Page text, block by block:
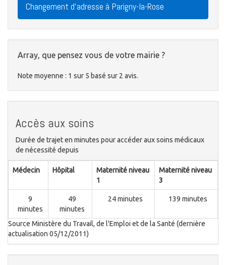
Changement d'adresse à Parigny-la-Rose
Array, que pensez vous de votre mairie ?
Note moyenne : 1 sur 5 basé sur 2 avis.
Accès aux soins
Durée de trajet en minutes pour accéder aux soins médicaux
de nécessité depuis
Médecin Hôpital
Maternité niveau
1
Maternité niveau
3
9
minutes
49
minutes
24 minutes 139 minutes
Source Ministère du Travail, de l'Emploi et de la Santé (dernière
actualisation 05/12/2011)